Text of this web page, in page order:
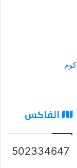
الفاكس
502334647